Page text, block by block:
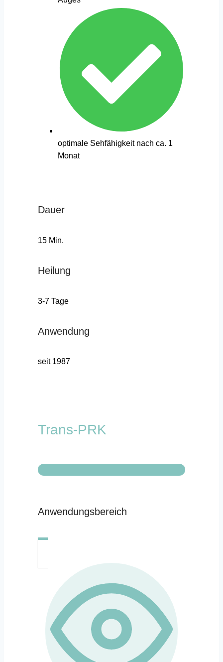
optimale Sehfähigkeit nach ca. 1
Monat
Dauer
15 Min.
Heilung
3-7 Tage
Anwendung
seit 1987
Trans-PRK
Anwendungsbereich